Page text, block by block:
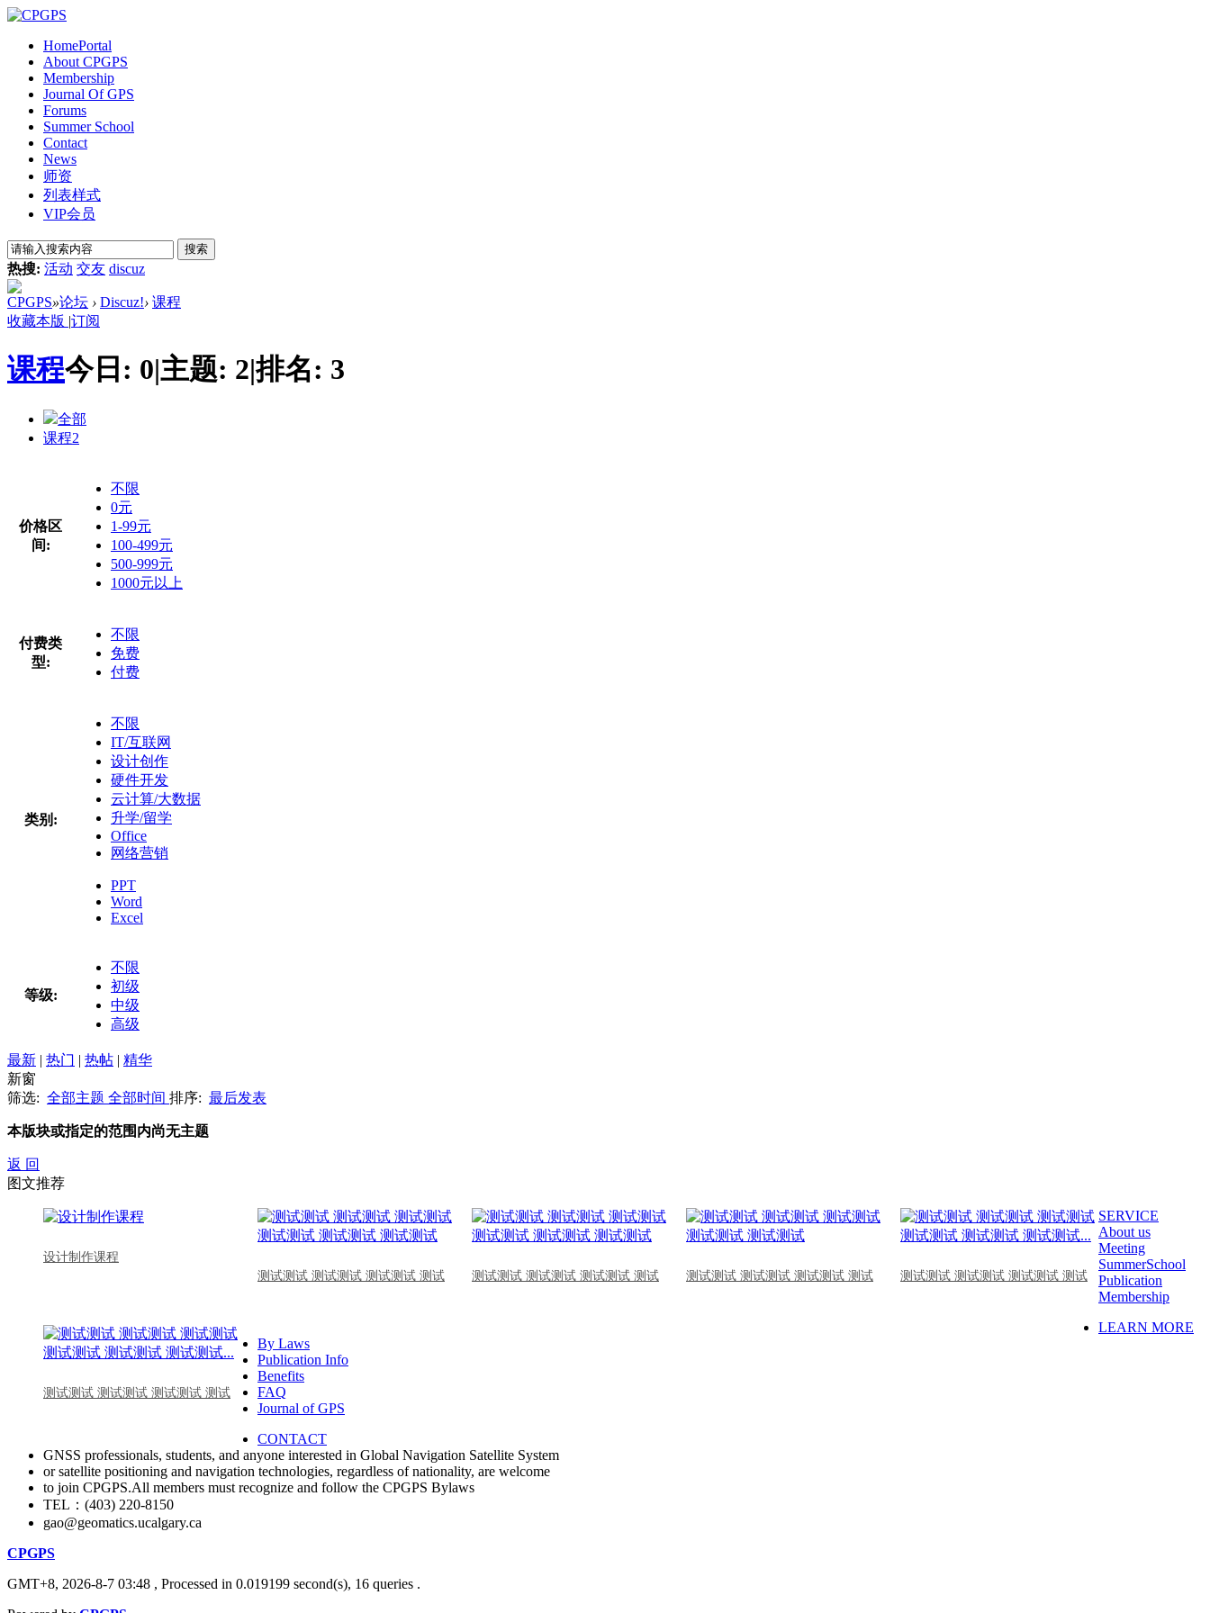
HomePortal
About CPGPS
Membership
Journal Of GPS
Forums
Summer School
Contact
News
师资
列表样式
VIP会员
搜索
热搜: 活动 交友 discuz
CPGPS»论坛 › Discuz!› 课程
收藏本版 |订阅
课程今日: 0|主题: 2|排名: 3
全部
课程2
价格区
间:
不限
0元
1-99元
100-499元
500-999元
1000元以上
付费类
型:
不限
免费
付费
类别:
不限
IT/互联网
设计创作
硬件开发
云计算/大数据
升学/留学
Office
网络营销
PPT
Word
Excel
等级:
不限
初级
中级
高级
最新 | 热门 | 热帖 | 精华
新窗
筛选: 全部主题 全部时间 排序: 最后发表
本版块或指定的范围内尚无主题
返 回
图文推荐
设计制作课程
测试测试 测试测试 测试测试 测试
测试测试 测试测试 测试测试 测试 测试测试 测试测试 测试测试 测试 测试测试 测试测试 测试测试 测试
测试测试 测试测试 测试测试 测试
SERVICE
About us
Meeting
SummerSchool
Publication
Membership
LEARN MORE
By Laws
Publication Info
Benefits
FAQ
Journal of GPS
CONTACT
GNSS professionals, students, and anyone interested in Global Navigation Satellite System
or satellite positioning and navigation technologies, regardless of nationality, are welcome
to join CPGPS.All members must recognize and follow the CPGPS Bylaws
TEL：(403) 220-8150
gao@geomatics.ucalgary.ca
CPGPS
GMT+8, 2026-8-7 03:48 , Processed in 0.019199 second(s), 16 queries .